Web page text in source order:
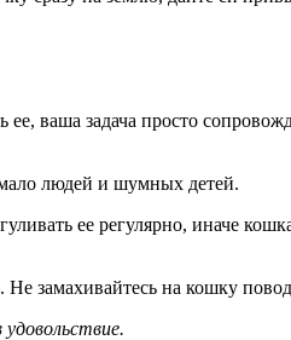
ваша задача просто
мало людей и шумных детей.
ее регулярно, иначе
замахивайтесь на кошку